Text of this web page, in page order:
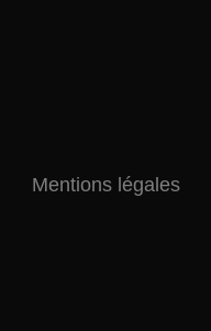
Mentions légales